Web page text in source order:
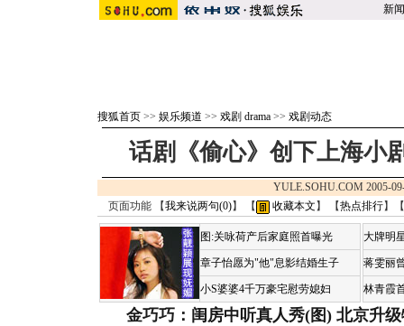
新闻
搜狐首页 >> 娱乐频道 >> 戏剧 drama >> 戏剧动态
话剧《偷心》创下上海小
YULE.SOHU.COM 2005-
页面功能 【我来说两句(0)】 【 收藏本文 】 【热点排行】【
图:关咏荷产后家庭照首曝光
章子怡愿为"他"息影结婚生子
小S婆婆4千万豪宅慰劳媳妇
大牌明
蒋雯丽
林青霞
金巧巧：闺房中听真人秀(图) 北京升